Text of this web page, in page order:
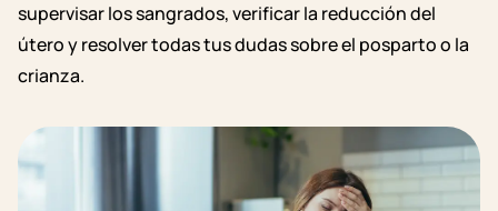
supervisar los sangrados, verificar la reducción del
útero y resolver todas tus dudas sobre el posparto o la
crianza.